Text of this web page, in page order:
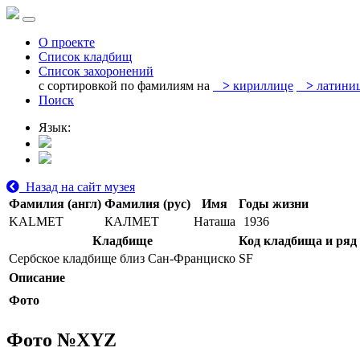
О проекте
Список кладбищ
Список захоронений
с сортировкой по фамилиям на
> кириллице >
Поиск
Язык:
Назад на сайт музея
Фамилия (англ) Фамилия (рус) Имя
Годы жизни
KALMET
КАЛМЕТ Наташа
1936
Кладбище
Код кладбища и ряд
Сербское кладбище близ Сан-Франциско SF
Описание
Фото
Фото №XYZ